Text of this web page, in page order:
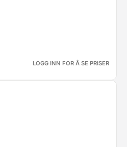
LOGG INN FOR Å SE PRISER